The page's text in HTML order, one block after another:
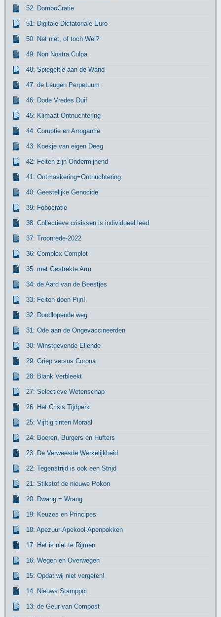
52: DomboCratie
51: Digitale Dictatoriale Euro
50: Net niet, of toch Wel?
49: Non Nostra Culpa
48: Spiegeltje aan de Wand
47: de Leugen Perpetuum
46: Dode Vredes Duif
45: Klimaat Ontnuchtering
44: Coruptie en Arrogantie
43: Koekje van eigen Deeg
42: Feiten zijn Ondermijnend
41: Ontmaskering=Ontnuchtering
40: Geestelijke Genocide
39: Fobocratie
38: Collectieve crisissen is individueel leed
37: Troonrede-2022
36: Complex Complot
35: met Gestrekte Arm
34: de Aard van de Beestjes
33: Feiten doen Pijn!
32: Doodlopende weg
31: Ode aan de Ongevaccineerden
30: Winstgevende Ellende
29: Griep versus Corona
28: Blank Verbleekt
27: Selectieve Wetenschap
26: Het Crisis Tijdperk
25: Vijftig tinten Moraal
24: Boeren, Burgers en Hufters
23: De Verweesde Werkelijkheid
22: Tegenstrijd is ook een Strijd
21: Stikstof de nieuwe Pokon
20: Dwang = Wrang
19: Keuzes en Principes
18: Apezuur-Apekool-Apenpokken
17: Het is niet te Rijmen
16: Wegen en Overwegen
15: Opdat wij niet vergeten!
14: Nieuws Stamppot
13: de Geur van Compost